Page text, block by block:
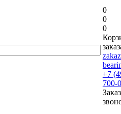
0
0
0
+7
700-